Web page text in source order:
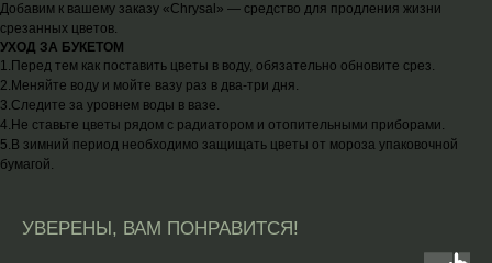
Добавим к вашему заказу «Chrysal» — средство для продления жизни
срезанных цветов.
УХОД ЗА БУКЕТОМ
1.Перед тем как поставить цветы в воду, обязательно обновите срез.
2.Меняйте воду и мойте вазу раз в два-три дня.
3.Следите за уровнем воды в вазе.
4.Не ставьте цветы рядом с радиатором и отопительными приборами.
5.В зимний период необходимо защищать цветы от мороза упаковочной
бумагой.
УВЕРЕНЫ, ВАМ ПОНРАВИТСЯ!